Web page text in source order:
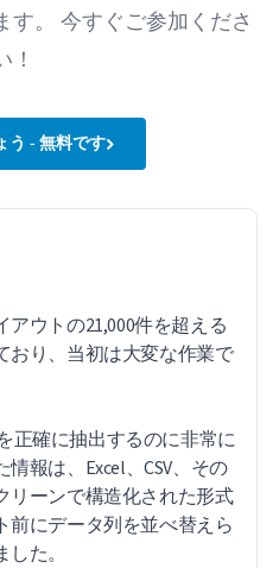
す。 今すぐご参加くださ
！
う - 無料です
ウトの21,000件を超える
おり、当初は大変な作業で
正確に抽出するのに非常に
報は、Excel、CSV、その
リーンで構造化された形式
前にデータ列を並べ替えら
た。